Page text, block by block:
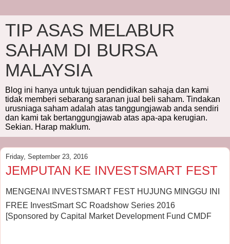
TIP ASAS MELABUR
SAHAM DI BURSA
MALAYSIA
Blog ini hanya untuk tujuan pendidikan sahaja dan kami
tidak memberi sebarang saranan jual beli saham. Tindakan
urusniaga saham adalah atas tanggungjawab anda sendiri
dan kami tak bertanggungjawab atas apa-apa kerugian.
Sekian. Harap maklum.
Friday, September 23, 2016
JEMPUTAN KE INVESTSMART FEST
MENGENAI INVESTSMART FEST HUJUNG MINGGU INI
FREE InvestSmart SC Roadshow Series 2016
[Sponsored by Capital Market Development Fund CMDF